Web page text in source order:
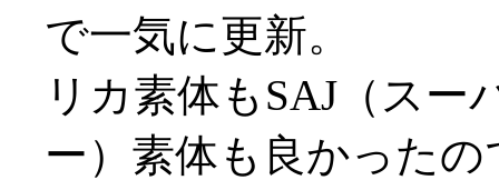
で一気に更新。
リカ素体もSAJ（ス
ー）素体も良かった